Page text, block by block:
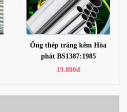
Ống thép tráng kẽm Hòa
phát BS1387:1985
19.800đ